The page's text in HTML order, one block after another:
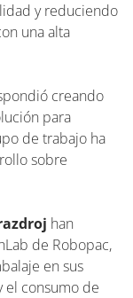
y reduciendo
una alta
creando
para
de trabajo ha
sobre
han
de Robopac,
en sus
el consumo de